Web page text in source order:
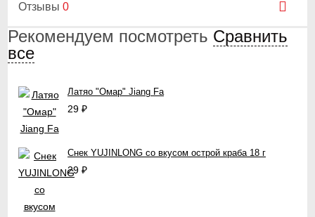
Отзывы 0
Рекомендуем посмотреть Сравнить
все
Латяо "Омар" Jiang Fa
29 ₽
Снек YUJINLONG со вкусом острой краба 18 г
29 ₽